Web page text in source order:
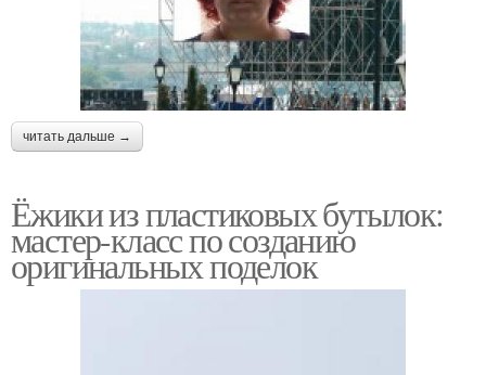
читать дальше →
Ёжики из пластиковых бутылок:
мастер-класс по созданию
оригинальных поделок